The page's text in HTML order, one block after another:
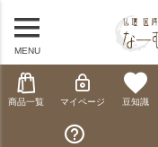
MENU
商品一覧 マイページ 豆知識